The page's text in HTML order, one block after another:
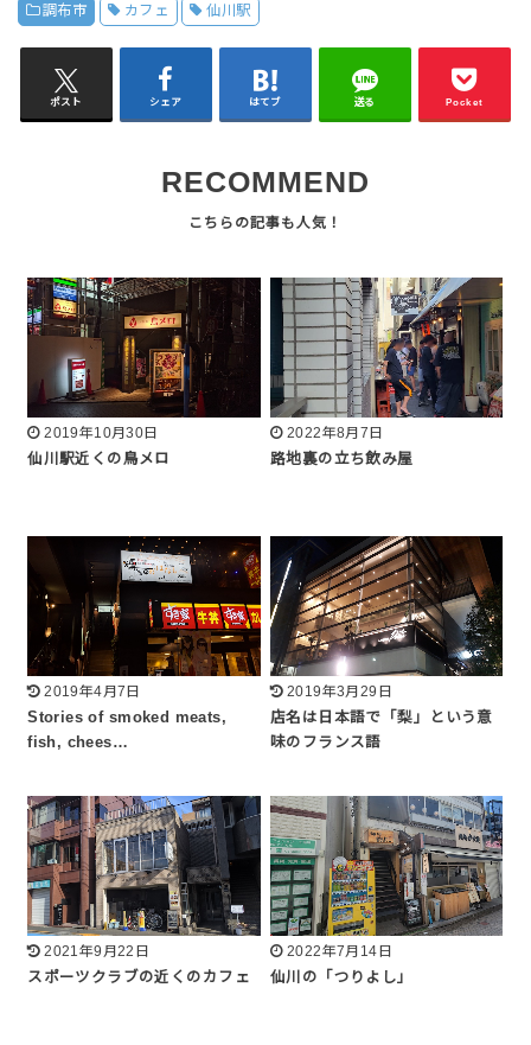
調布市 カフェ 仙川駅
ポスト シェア はてブ 送る Pocket
RECOMMEND
2019年10月30日
仙川駅近くの鳥メロ
2022年8月7日
路地裏の立ち飲み屋
2019年4月7日
Stories of smoked meats,
fish, chees…
2019年3月29日
店名は日本語で「梨」という意
味のフランス語
2021年9月22日
スポーツクラブの近くのカフェ
2022年7月14日
仙川の「つりよし」